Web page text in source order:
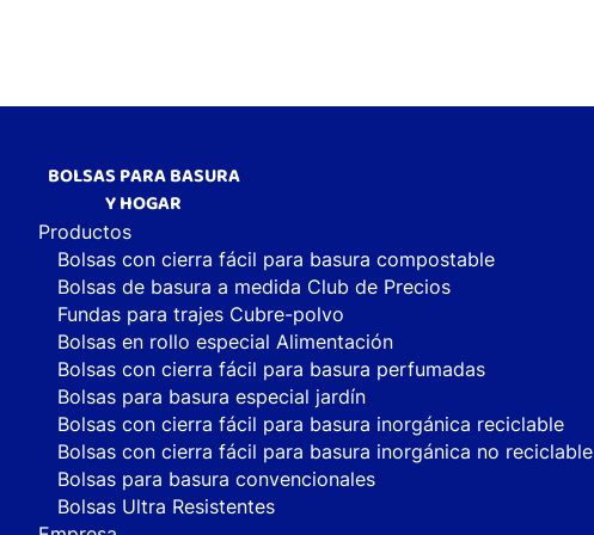
BOLSAS PARA BASURA
Y HOGAR
Productos
Bolsas con cierra fácil para basura compostable
Bolsas de basura a medida Club de Precios
Fundas para trajes Cubre-polvo
Bolsas en rollo especial Alimentación
Bolsas con cierra fácil para basura perfumadas
Bolsas para basura especial jardín
Bolsas con cierra fácil para basura inorgánica reciclable
Bolsas con cierra fácil para basura inorgánica no reciclable
Bolsas para basura convencionales
Bolsas Ultra Resistentes